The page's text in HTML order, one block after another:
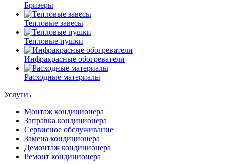
Бризеры
Тепловые завесы
Тепловые пушки
Инфракрасные обогреватели
Расходные материалы
Услуги
Монтаж кондиционера
Заправка кондиционера
Сервисное обслуживание
Замена кондиционера
Демонтаж кондиционера
Ремонт кондиционера